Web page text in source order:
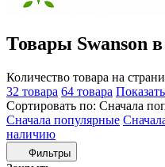
Товары Swanson
Количество товара на
32 товара 64 товара
Сортировать по: Сначала
Сначала популярные
наличию
Фильтры